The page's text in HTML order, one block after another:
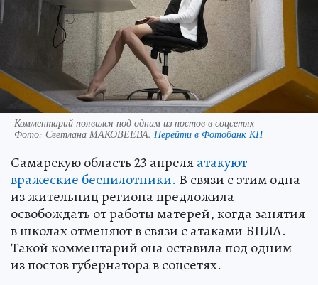
Комментарий появился под одним из постов в соцсетях
Фото: Светлана МАКОВЕЕВА. Перейти в Фотобанк КП
Самарскую область 23 апреляатакуют
вражеские беспилотники. В связи с этим одна
из жительниц региона предложила
освобождать от работы матерей, когда занятия
в школах отменяют в связи с атаками БПЛА.
Такой комментарий она оставила под одним
из постов губернатора в соцсетях.